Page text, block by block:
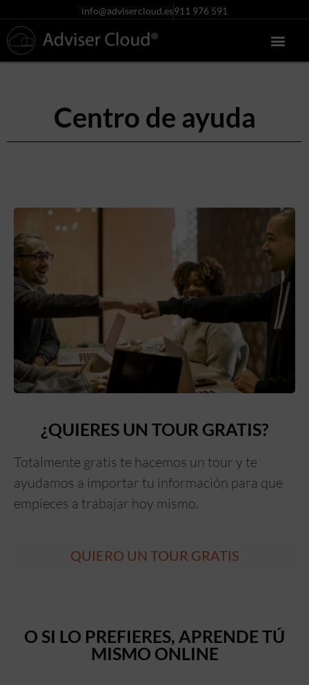
info@advisercloud.es911 976 591
Centro de ayuda
¿QUIERES UN TOUR GRATIS?
Totalmente gratis te hacemos un tour y te
ayudamos a importar tu información para que
empieces a trabajar hoy mismo.
QUIERO UN TOUR GRATIS
O SI LO PREFIERES, APRENDE TÚ
MISMO ONLINE